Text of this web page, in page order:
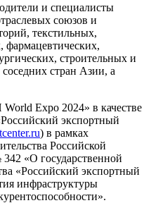
и специалисты
союзов и
текстильных,
фармацевтических,
строительных и
стран Азии, а
Expo 2024» в качестве
экспортный
) в рамках
Российской
«О государственной
«Российский экспортный
инфраструктуры